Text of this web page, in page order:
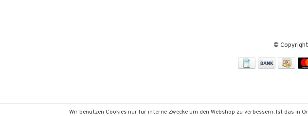
© Copyright
Wir benutzen Cookies nur für interne Zwecke um den Webshop zu verbessern. Ist das in